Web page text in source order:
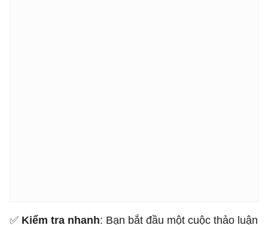
✅ Kiểm tra nhanh: Bạn bắt đầu một cuộc thảo luận